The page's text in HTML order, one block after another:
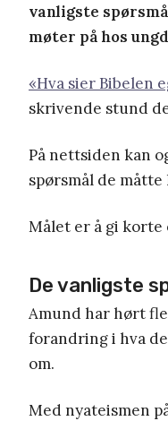
vanligste
møter på hos
«Hva sier Bibelen
skrivende stund
På nettsiden kan
spørsmål de måtte
Målet er å gi korte
De vanligste
Amund har hørt
forandring i hva
om.
Med nyateismen